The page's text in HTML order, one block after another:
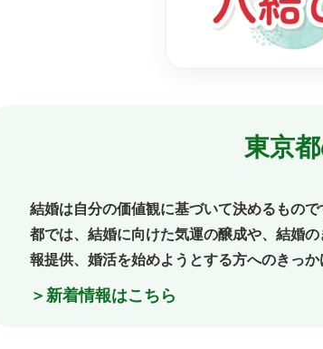
東京
結婚は自分の価値観に基づいて決めるもの
都では、結婚に向けた気運の醸成や、結婚
報提供、婚活を始めようとする方へのきっ
＞新着情報はこちら